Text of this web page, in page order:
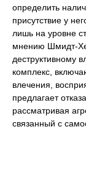
определить
присутствие у
лишь на уровне
мнению Шмидт-
деструктивному
комплекс,
влечения,
предлагает
рассматривая
связанный с